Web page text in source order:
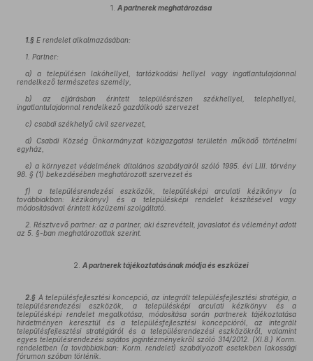
1. A partnerek meghatározása
1.§ E rendelet alkalmazásában:
1. Partner:
a) a településen lakóhellyel, tartózkodási hellyel vagy ingatlantulajdonnal
rendelkező természetes személy,
b) az eljárásban érintett településrészen székhellyel, telephellyel,
ingatlantulajdonnal rendelkező gazdálkodó szervezet
c) csabdi székhelyű civil szervezet,
d) Csabdi Község Önkormányzat közigazgatási területén működő történelmi
egyház,
e) a környezet védelmének általános szabályairól szóló 1995. évi LIII. törvény
98. § (1) bekezdésében meghatározott szervezet és
f) a településrendezési eszközök, településképi arculati kézikönyv (a
továbbiakban: kézikönyv) és a településképi rendelet készítésével vagy
módosításával érintett közüzemi szolgáltató.
2. Résztvevő partner: az a partner, aki észrevételt, javaslatot és véleményt adott
az 5. §-ban meghatározottak szerint.
2. A partnerek tájékoztatásának módja és eszközei
2.§ A településfejlesztési koncepció, az integrált településfejlesztési stratégia, a
településrendezési eszközök, a településképi arculati kézikönyv és a
településképi rendelet megalkotása, módosítása során partnerek tájékoztatása
hirdetményen keresztül és a településfejlesztési koncepcióról, az integrált
településfejlesztési stratégiáról és a településrendezési eszközökről, valamint
egyes településrendezési sajátos jogintézményekről szóló 314/2012. (XI.8.) Korm.
rendeletben (a továbbiakban: Korm. rendelet) szabályozott esetekben lakossági
fórumon szóban történik.